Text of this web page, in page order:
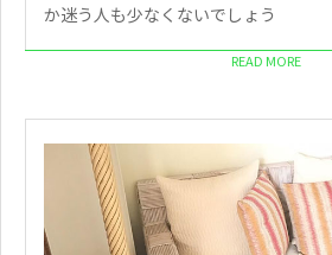
か迷う人も少なくないでしょう
READ MORE